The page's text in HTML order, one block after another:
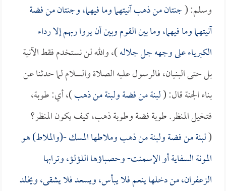
وسلم: (جنتان من ذهب آنيتهما وما فيهما، وجنتان من فضة
آنيتهما وما فيهما، وما بين القوم وبين أن يروا ربهم إلا رداء
الكبرياء على وجهه جل جلاله)، والله لن نستخدم فقط الآنية
بل حتى البنيان، فالرسول عليه الصلاة والسلام لما حدثنا عن
بناء الجنة قال: (لبنة من فضة ولبنة من ذهب)، أي: طوبة،
فتخيل المنظر. طوبة فضة وطوبة ذهب، كيف يكون المنظر؟
(لبنة من فضة ولبنة من ذهب وملاطها المسك -(والملاط) هو
المونة السفاية أو الإسمنت- وحصباؤها اللؤلؤ، وترابها
الزعفران، من دخلها ينعم فلا يبأس، ويسعد فلا يشقى، ويخلد